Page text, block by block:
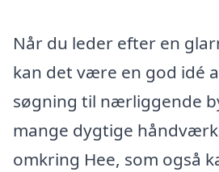
Når du leder efter en
kan det være en god idé
søgning til nærliggende
mange dygtige
omkring Hee, som også